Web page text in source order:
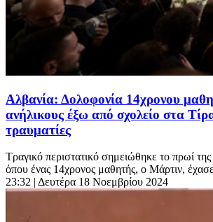
Αλβανία: Δολοφονία 14χρονου
ανήλικους έξω από σχολείο στα
τραυματίες
Τραγικό περιστατικό σημειώθηκε το πρωί
όπου ένας 14χρονος μαθητής, ο Μάρτιν,
23:32 | Δευτέρα 18 Νοεμβρίου 2024